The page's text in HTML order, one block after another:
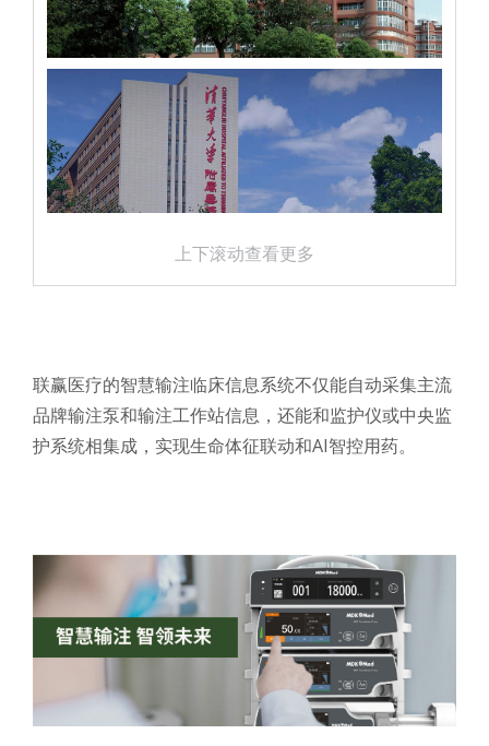
上下滚动查看更多
联赢医疗的智慧输注临床信息系统不仅能自动采集主流
品牌输注泵和输注工作站信息，还能和监护仪或中央监
护系统相集成，实现生命体征联动和AI智控用药。